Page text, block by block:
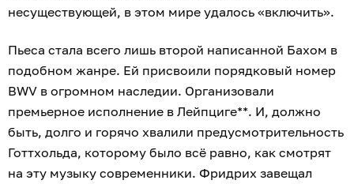
несуществующей, в этом мире удалось «включить».
Пьеса стала всего лишь второй написанной Бахом в
подобном жанре. Ей присвоили порядковый номер
BWV в огромном наследии. Организовали
премьерное исполнение в Лейпциге**. И, должно
быть, долго и горячо хвалили предусмотрительность
Готтхольда, которому было всё равно, как смотрят
на эту музыку современники. Фридрих завещал